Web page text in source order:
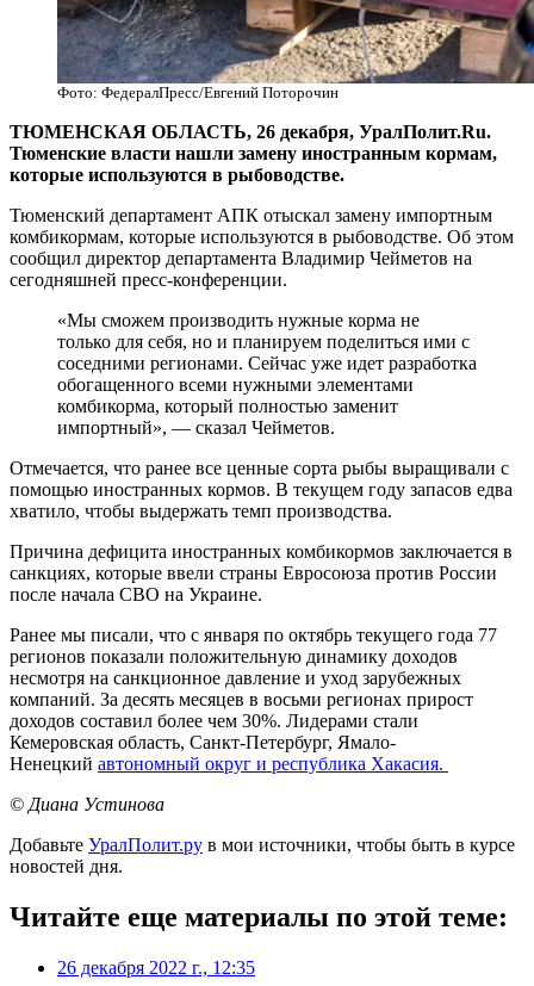
Фото: ФедералПресс/Евгений Поторочин
ТЮМЕНСКАЯ ОБЛАСТЬ, 26 декабря, УралПолит.Ru.
Тюменские власти нашли замену иностранным кормам,
которые используются в рыбоводстве.
Тюменский департамент АПК отыскал замену импортным
комбикормам, которые используются в рыбоводстве. Об этом
сообщил директор департамента Владимир Чейметов на
сегодняшней пресс-конференции.
«Мы сможем производить нужные корма не
только для себя, но и планируем поделиться ими с
соседними регионами. Сейчас уже идет разработка
обогащенного всеми нужными элементами
комбикорма, который полностью заменит
импортный», — сказал Чейметов.
Отмечается, что ранее все ценные сорта рыбы выращивали с
помощью иностранных кормов. В текущем году запасов едва
хватило, чтобы выдержать темп производства.
Причина дефицита иностранных комбикормов заключается в
санкциях, которые ввели страны Евросоюза против России
после начала СВО на Украине.
Ранее мы писали, что с января по октябрь текущего года 77
регионов показали положительную динамику доходов
несмотря на санкционное давление и уход зарубежных
компаний. За десять месяцев в восьми регионах прирост
доходов составил более чем 30%. Лидерами стали
Кемеровская область, Санкт-Петербург, Ямало-
Ненецкий автономный округ и республика Хакасия.
© Диана Устинова
Добавьте УралПолит.ру в мои источники, чтобы быть в курсе
новостей дня.
Читайте еще материалы по этой теме:
26 декабря 2022 г., 12:35